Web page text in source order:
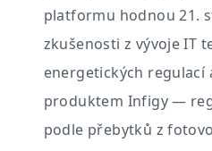
platformu hodnou 21.
zkušenosti z vývoje IT
energetických regulací
produktem Infigy —
podle přebytků z